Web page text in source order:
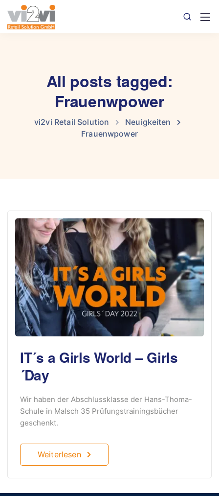
All posts tagged:
Frauenwpower
vi2vi Retail Solution
Neuigkeiten
Frauenwpower
IT´s a Girls World – Girls
´Day
Wir haben der Abschlussklasse der Hans-Thoma-
Schule in Malsch 35 Prüfungstrainingsbücher
geschenkt.
Weiterlesen